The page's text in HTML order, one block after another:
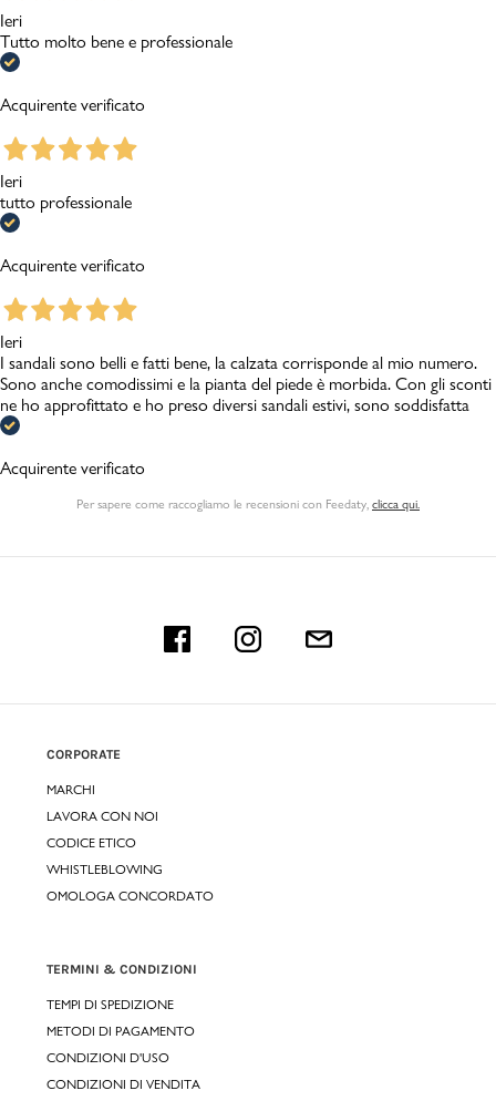
Ieri
Tutto molto bene e professionale
Acquirente verificato
Ieri
tutto professionale
Acquirente verificato
Ieri
I sandali sono belli e fatti bene, la calzata corrisponde al mio numero.
Sono anche comodissimi e la pianta del piede è morbida. Con gli sconti
ne ho approfittato e ho preso diversi sandali estivi, sono soddisfatta
Acquirente verificato
Per sapere come raccogliamo le recensioni con Feedaty, clicca qui.
CORPORATE
MARCHI
LAVORA CON NOI
CODICE ETICO
WHISTLEBLOWING
OMOLOGA CONCORDATO
TERMINI & CONDIZIONI
TEMPI DI SPEDIZIONE
METODI DI PAGAMENTO
CONDIZIONI D'USO
CONDIZIONI DI VENDITA